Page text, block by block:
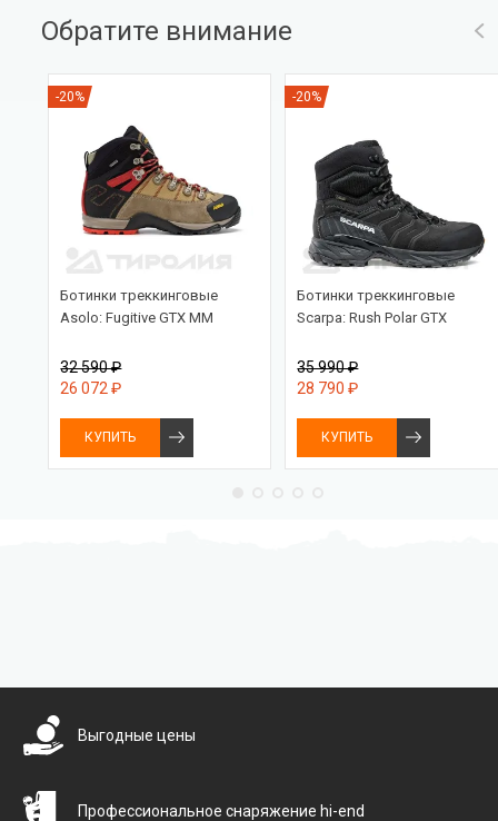
Обратите внимание
-20%
Ботинки треккинговые
Asolo: Fugitive GTX MM
32 590 ₽
26 072 ₽
КУПИТЬ
-20%
Ботинки треккинговые
Scarpa: Rush Polar GTX
35 990 ₽
28 790 ₽
КУПИТЬ
Выгодные цены
Профессиональное снаряжение hi-end